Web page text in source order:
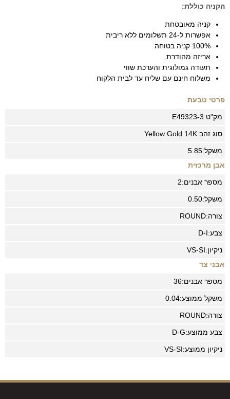
הקניה כוללת:
קניה מאובטחת
אפשרות ל-24 תשלומים ללא ריבית
100% קניה בטוחה
אריזה מהודרת
תעודה גמולוגית והערכת שווי
משלוח חינם עם שליח עד לבית הלקוח
פרטי טבעת
מק"ט:E49323-3
סוג זהב: Yellow Gold 14K
משקל:5.85
אבן מרכזית
מספר אבנים:2
משקל:0.50
צורה:ROUND
צבע:D-I
ניקיון:VS-SI
אבני צד
מספר אבנים:36
משקל ממוצע:0.04
צורה:ROUND
צבע ממוצע:D-G
ניקיון ממוצע:VS-SI